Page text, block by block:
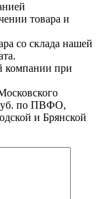
товара и
со склада нашей
компании при
руб. по ПВФО,
и Брянской